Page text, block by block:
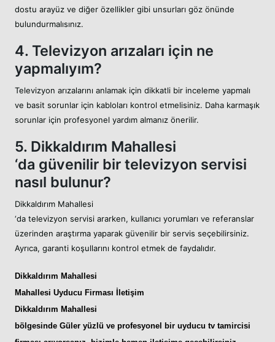
dostu arayüz ve diğer özellikler gibi unsurları göz önünde
bulundurmalısınız.
4. Televizyon arızaları için ne
yapmalıyım?
Televizyon arızalarını anlamak için dikkatli bir inceleme yapmalı
ve basit sorunlar için kabloları kontrol etmelisiniz. Daha karmaşık
sorunlar için profesyonel yardım almanız önerilir.
5. Dikkaldırım Mahallesi
‘da güvenilir bir televizyon servisi
nasıl bulunur?
Dikkaldırım Mahallesi
‘da televizyon servisi ararken, kullanıcı yorumları ve referanslar
üzerinden araştırma yaparak güvenilir bir servis seçebilirsiniz.
Ayrıca, garanti koşullarını kontrol etmek de faydalıdır.
Dikkaldırım Mahallesi
Mahallesi Uyducu Firması İletişim
Dikkaldırım Mahallesi
bölgesinde Güler yüzlü ve profesyonel bir uyducu tv tamircisi